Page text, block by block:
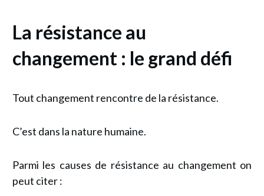
La résistance au
changement : le grand défi
Tout changement rencontre de la résistance.
C’est dans la nature humaine.
Parmi les causes de résistance au changement on
peut citer :